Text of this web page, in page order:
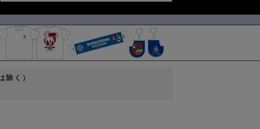
除く）